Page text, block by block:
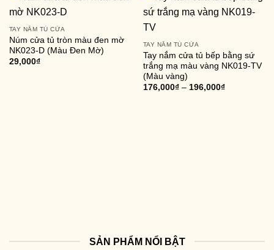
TAY NẮM TỦ CỬA
Núm cửa tủ tròn màu đen mờ
NK023-D (Màu Đen Mờ)
29,000₫
TAY NẮM TỦ CỬA
Tay nắm cửa tủ bếp bằng sứ
trắng mạ màu vàng NK019-TV
(Màu vàng)
176,000₫– 196,000₫
SẢN PHẨM NỔI BẬT